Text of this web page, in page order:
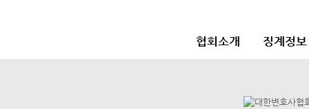
협회소개 징계정